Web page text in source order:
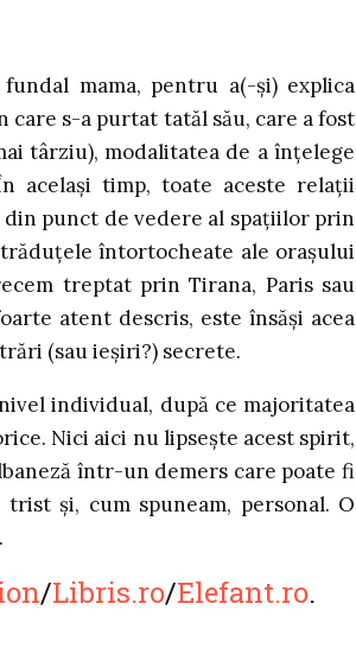
mama, pentru a(-și) explica
s-a purtat tatăl său, care a fost
târziu), modalitatea de a înțelege
același timp, toate aceste relații
din punct de vedere al spațiilor prin
întortocheate ale orașului
treptat prin Tirana, Paris sau
atent descris, este însăși acea
(sau ieșiri?) secrete.
individual, după ce majoritatea
Nici aici nu lipsește acest spirit,
într-un demers care poate fi
și, cum spuneam, personal. O
/Libris.ro/Elefant.ro.